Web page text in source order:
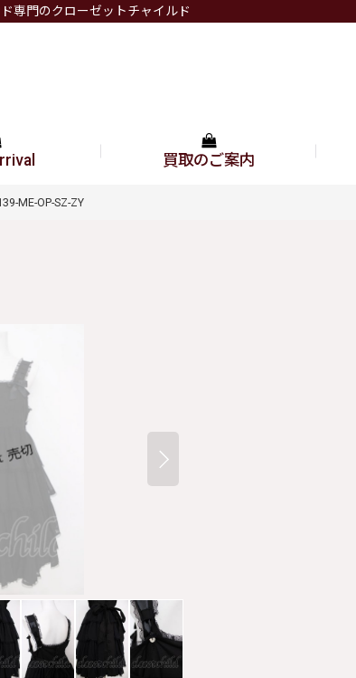
専門のクローゼットチャイルド
買取のご案内
ME-OP-SZ-ZY